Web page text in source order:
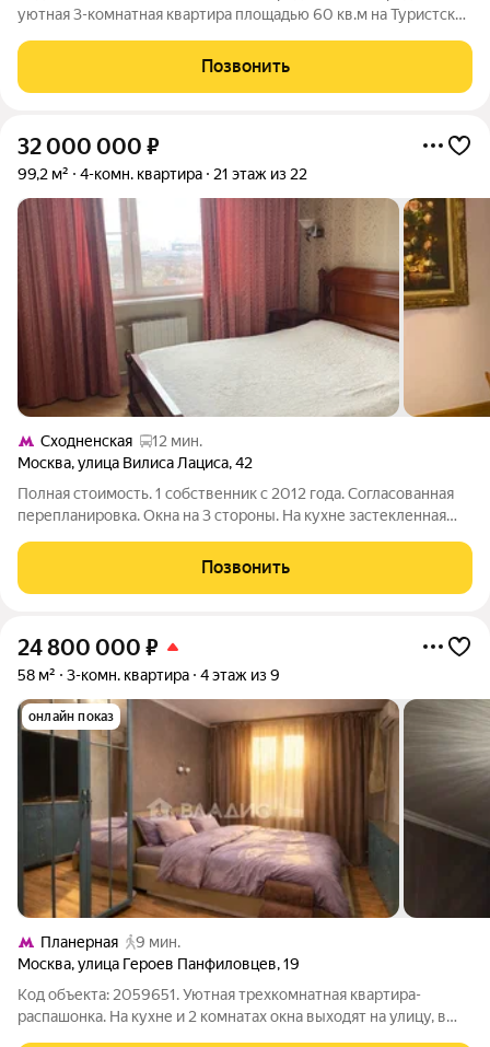
уютная 3-комнатная квартира площадью 60 кв.м на Туристской
время и деньги на
Позвонить
32 000 000 ₽
99,2 м² 4-комн. квартира 21 этаж из 22
Сходненская
12 мин.
Москва,улица Вилиса Лациса,42
Полная стоимость. 1 собственник с 2012 года. Согласованная
перепланировка. Окна на 3 стороны. На кухне застекленная
ремонт (частично обновлялся в 2023г.) Кухонный гарнитур со
встроенной техникой
Позвонить
24 800 000 ₽
58 м² 3-комн. квартира 4 этаж из 9
онлайн показ
Планерная
9 мин.
Москва,улица Героев Панфиловцев,19
Код объекта: 2059651. Уютная трехкомнатная квартира-
распашонка. На кухне и 2 комнатах окна выходят на улицу, в